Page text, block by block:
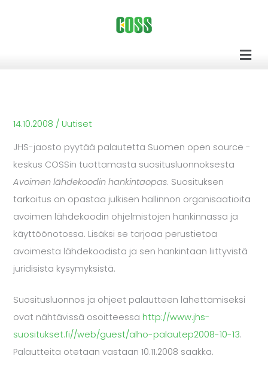
14.10.2008 / Uutiset
JHS-jaosto pyytää palautetta Suomen open source -
keskus COSSin tuottamasta suositusluonnoksesta
Avoimen lähdekoodin hankintaopas. Suosituksen
tarkoitus on opastaa julkisen hallinnon organisaatioita
avoimen lähdekoodin ohjelmistojen hankinnassa ja
käyttöönotossa. Lisäksi se tarjoaa perustietoa
avoimesta lähdekoodista ja sen hankintaan liittyvistä
juridisista kysymyksistä.
Suositusluonnos ja ohjeet palautteen lähettämiseksi
ovat nähtävissä osoitteessa http://www.jhs-
suositukset.fi//web/guest/alho-palautep2008-10-13.
Palautteita otetaan vastaan 10.11.2008 saakka.